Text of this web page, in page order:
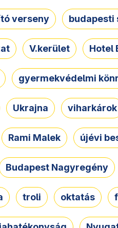
verseny budapesti
V.kerület Hotel
gyermekvédelmi
Ukrajna viharkárok
Rami Malek újévi
Budapest Nagyregény
troli oktatás